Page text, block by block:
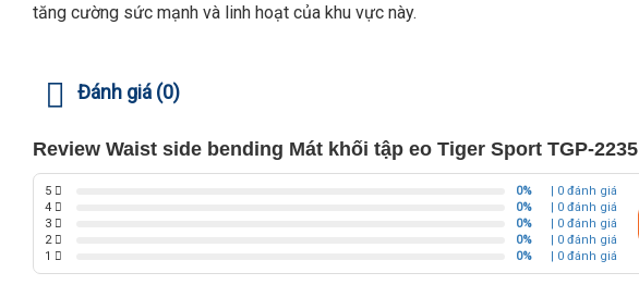
tăng cường sức mạnh và linh hoạt của khu vực này.
Đánh giá (0)
Review Waist side bending Mát khối tập eo Tiger Sport TGP-2235
5 0%
| 0 đánh giá
4
0%
| 0 đánh giá
3
0%
| 0 đánh giá
2
0%
| 0 đánh giá
1
0% | 0 đánh giá